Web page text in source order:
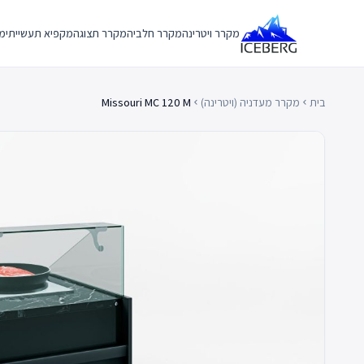
מקרר ויטרינהמקרר חלביהמקרר תצוגהמקפיא תעשייתי
בית chevron_left מקרר מעדניה (ויטרינה) chevron_left
Missouri MC 120 M